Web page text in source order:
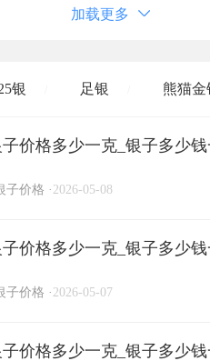
加载更多
银 足银 熊猫金
银币 / 长城币 / 老
周大生
宏基 / 亚一金店
子价格多少一克_银子多少
子价格 · 2026-05-08
子价格多少一克_银子多少
子价格 · 2026-05-07
子价格多少一克_银子多少